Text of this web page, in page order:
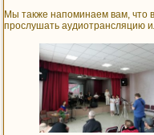
Мы также напоминаем вам, что
прослушать аудиотрансляцию